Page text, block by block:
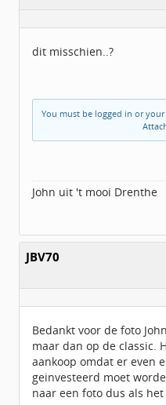
Leeftijd:
66
Geregistreerd:08 / 2010
dit misschien..?
You must be logged in or
John uit 't mooi Drenthe
JBV70
Bedankt voor de foto
maar dan op de classic.
aankoop omdat er even
geinvesteerd moet
naar een foto dus als het